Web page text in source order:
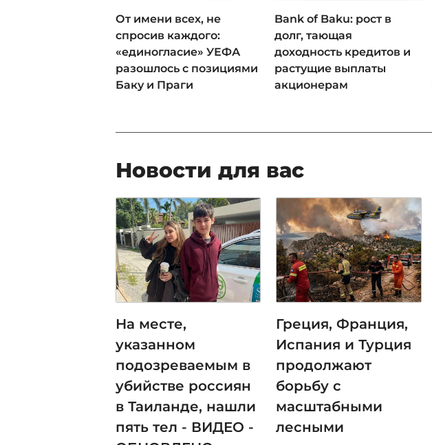
От имени всех, не
спросив каждого:
«единогласие» УЕФА
разошлось с позициями
Баку и Праги
Bank of Baku: рост в
долг, тающая
доходность кредитов и
растущие выплаты
акционерам
Новости для вас
На месте,
указанном
подозреваемым в
убийстве россиян
в Таиланде, нашли
пять тел - ВИДЕО -
Греция, Франция,
Испания и Турция
продолжают
борьбу с
масштабными
лесными